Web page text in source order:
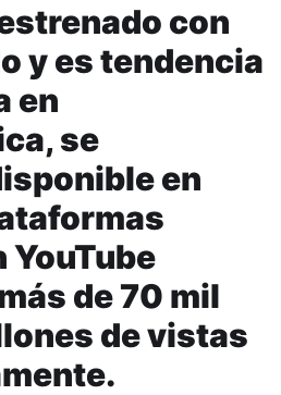
con
y es tendencia
en
se
en
YouTube
de 70 mil
de vistas